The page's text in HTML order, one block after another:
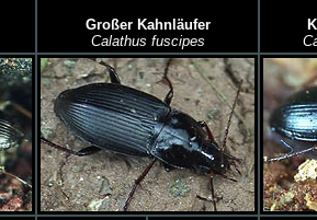
Großer Kahnläufer
Calathus fuscipes